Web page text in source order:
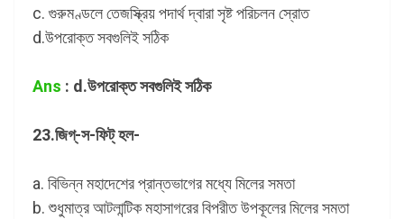
c. গুরুমণ্ডলে তেজস্ক্রিয় পদার্থ দ্বারা সৃষ্ট পরিচলন স্রোত
d.উপরোক্ত সবগুলিই সঠিক
Ans : d.উপরোক্ত সবগুলিই সঠিক
23.জিগ্‌-স-ফিট্ হল-
a. বিভিন্ন মহাদেশের প্রান্তভাগের মধ্যে মিলের সমতা
b. শুধুমাত্র আটলান্টিক মহাসাগরের বিপরীত উপকূলের মিলের সমতা